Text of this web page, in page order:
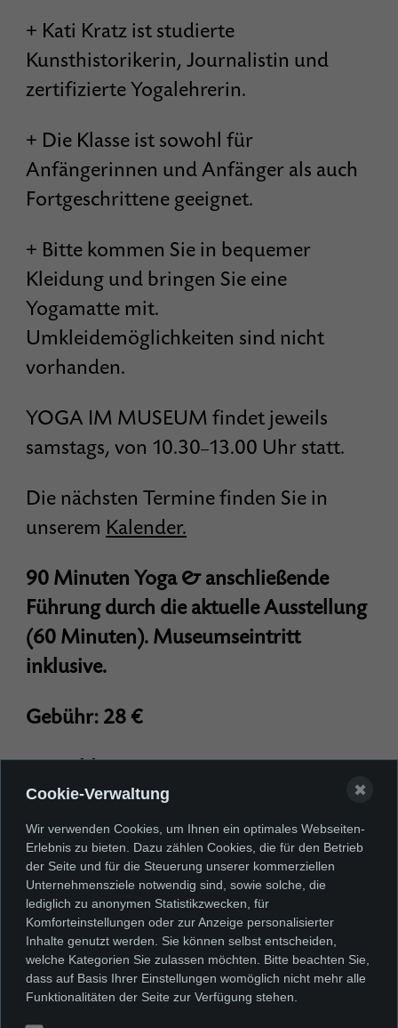
+ Kati Kratz ist studierte
Kunsthistorikerin, Journalistin und
zertifizierte Yogalehrerin.
+ Die Klasse ist sowohl für
Anfängerinnen und Anfänger als auch
Fortgeschrittene geeignet.
+ Bitte kommen Sie in bequemer
Kleidung und bringen Sie eine
Yogamatte mit.
Umkleidemöglichkeiten sind nicht
vorhanden.
YOGA IM MUSEUM findet jeweils
samstags, von 10.30–13.00 Uhr statt.
Die nächsten Termine finden Sie in
unserem Kalender.
90 Minuten Yoga & anschließende
Führung durch die aktuelle Ausstellung
(60 Minuten). Museumseintritt
inklusive.
Gebühr: 28 €
Anmelden
Begrenzte Teilnehmer*innenzahl,
Anmeldung erforderlich und
verbindlich.
Cookie-Verwaltung
Wir verwenden Cookies, um Ihnen ein optimales Webseiten-
Erlebnis zu bieten. Dazu zählen Cookies, die für den Betrieb
der Seite und für die Steuerung unserer kommerziellen
Unternehmensziele notwendig sind, sowie solche, die
lediglich zu anonymen Statistikzwecken, für
Komforteinstellungen oder zur Anzeige personalisierter
Inhalte genutzt werden. Sie können selbst entscheiden,
welche Kategorien Sie zulassen möchten. Bitte beachten Sie,
dass auf Basis Ihrer Einstellungen womöglich nicht mehr alle
Funktionalitäten der Seite zur Verfügung stehen.
✖